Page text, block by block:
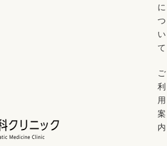
に
つ
い
て
ご
利
用
案
内